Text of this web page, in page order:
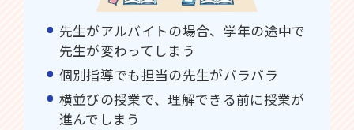
先生がアルバイトの場合、学年の途中で
先生が変わってしまう
個別指導でも担当の先生がバラバラ
横並びの授業で、理解できる前に授業が
進んでしまう